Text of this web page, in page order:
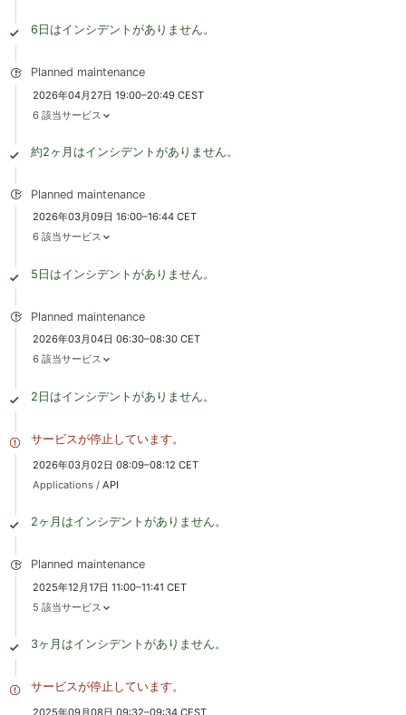
6日はインシデントがありません。
Planned maintenance
2026年04月27日 19:00–20:49 CEST
6 該当サービス
約2ヶ月はインシデントがありません。
Planned maintenance
2026年03月09日 16:00–16:44 CET
6 該当サービス
5日はインシデントがありません。
Planned maintenance
2026年03月04日 06:30–08:30 CET
6 該当サービス
2日はインシデントがありません。
サービスが停止しています。
2026年03月02日 08:09–08:12 CET
Applications / API
2ヶ月はインシデントがありません。
Planned maintenance
2025年12月17日 11:00–11:41 CET
5 該当サービス
3ヶ月はインシデントがありません。
サービスが停止しています。
2025年09月08日 09:32–09:34 CEST